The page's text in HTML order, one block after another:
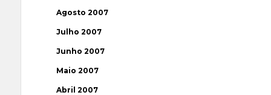
Agosto 2007
Julho 2007
Junho 2007
Maio 2007
Abril 2007